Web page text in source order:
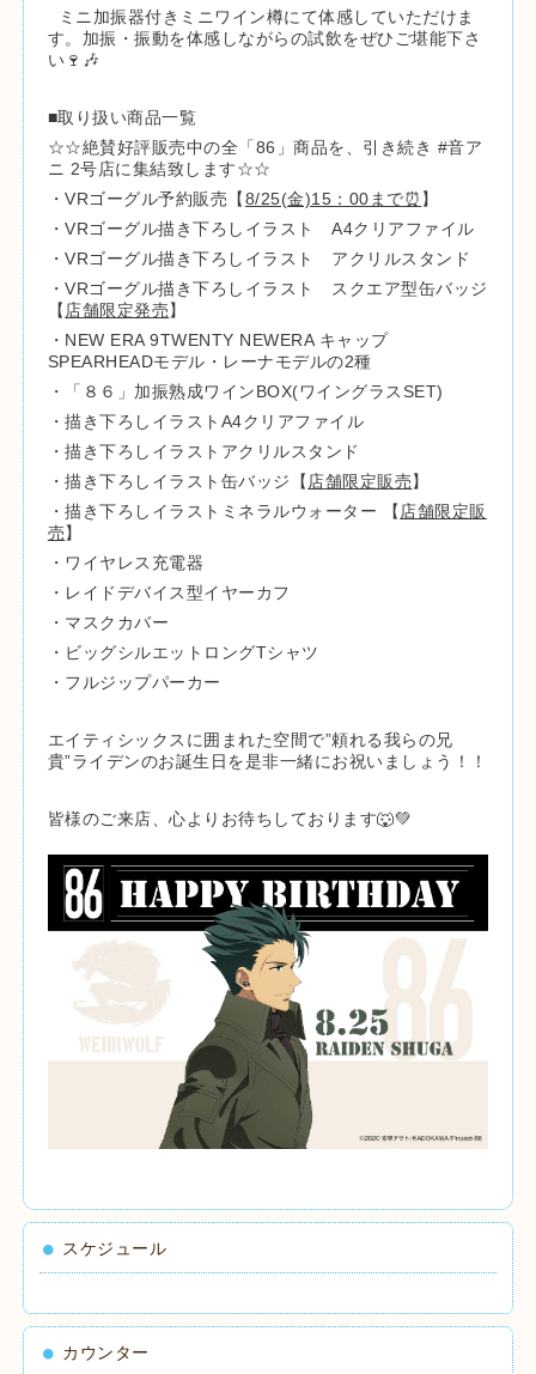
ミニ加振器付きミニワイン樽にて体感していただけま
す。加振・振動を体感しながらの試飲をぜひご堪能下さ
い🍷🎶
■取り扱い商品一覧
☆☆絶賛好評販売中の全「86」商品を、引き続き #音ア
ニ 2号店に集結致します☆☆
・VRゴーグル予約販売【8/25(金)15：00まで⏰ 】
・VRゴーグル描き下ろしイラスト A4クリアファイル
・VRゴーグル描き下ろしイラスト アクリルスタンド
・VRゴーグル描き下ろしイラスト スクエア型缶バッジ
【 店舗限定発売】
・NEW ERA 9TWENTY NEWERA キャップ
SPEARHEADモデル・レーナモデルの2種
・「８６」加振熟成ワインBOX(ワイングラスSET)
・描き下ろしイラストA4クリアファイル
・描き下ろしイラストアクリルスタンド
・描き下ろしイラスト缶バッジ【 店舗限定販売】
・描き下ろしイラストミネラルウォーター 【 店舗限定販
売】
・ワイヤレス充電器
・レイドデバイス型イヤーカフ
・マスクカバー
・ビッグシルエットロングTシャツ
・フルジップパーカー
エイティシックスに囲まれた空間で”頼れる我らの兄
貴”ライデンのお誕生日を是非一緒にお祝いましょう！！
皆様のご来店、心よりお待ちしております🐺💚
スケジュール
カウンター